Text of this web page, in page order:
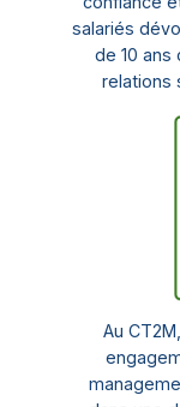
salariés
de 10 ans
relations
Au